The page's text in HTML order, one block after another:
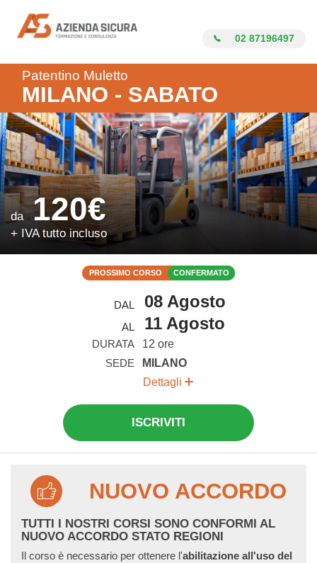
02 87196497
Azienda Sicura
Patentino Muletto
MILANO - SABATO
da120€
+ IVA tutto incluso
PROSSIMO CORSO CONFERMATO
DAL 08 Agosto
AL 11 Agosto
DURATA
12 ore
SEDE
MILANO
Dettagli
ISCRIVITI
NUOVO ACCORDO
TUTTI I NOSTRI CORSI SONO CONFORMI AL
NUOVO ACCORDO STATO REGIONI
Il corso è necessario per ottenere l'abilitazione all'uso del